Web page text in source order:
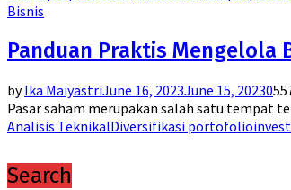
Bisnis
Panduan Praktis Mengelola
byIka MaiyastriJune 16, 2023June 15, 20230
Pasar saham merupakan salah satu tempat
Analisis TeknikalDiversifikasi portofolio
Search